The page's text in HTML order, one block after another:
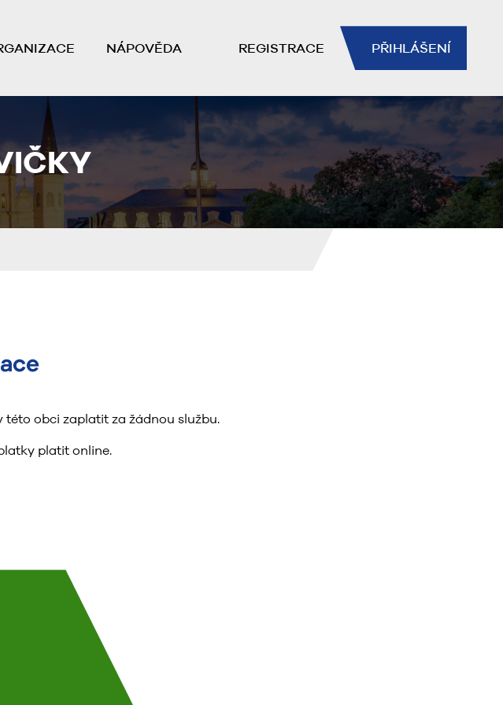
NÁPOVĚDA REGISTRACE PŘIHLÁŠENÍ
obci zaplatit za žádnou službu.
platit online.